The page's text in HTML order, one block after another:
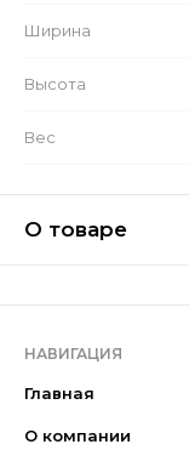
Ширина
Высота
Вес
О товаре
НАВИГАЦИЯ
Главная
О компании